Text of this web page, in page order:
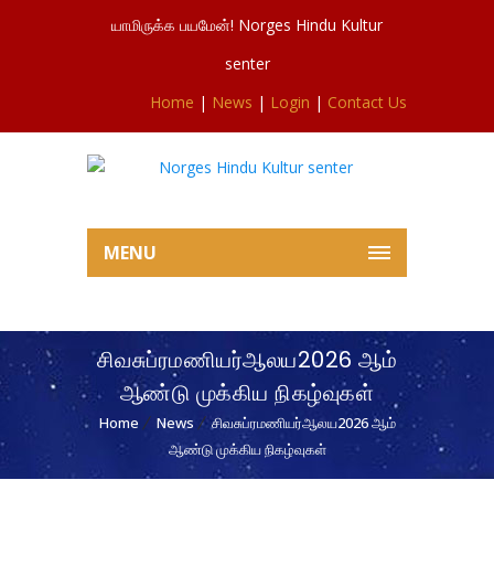
யாமிருக்க பயமேன்! Norges Hindu Kultur
senter
Home | News | Login | Contact Us
MENU
சிவசுப்ரமணியர்ஆலய2026 ஆம்
ஆண்டு முக்கிய நிகழ்வுகள்
Home News
சிவசுப்ரமணியர்ஆலய2026 ஆம்
ஆண்டு முக்கிய நிகழ்வுகள்